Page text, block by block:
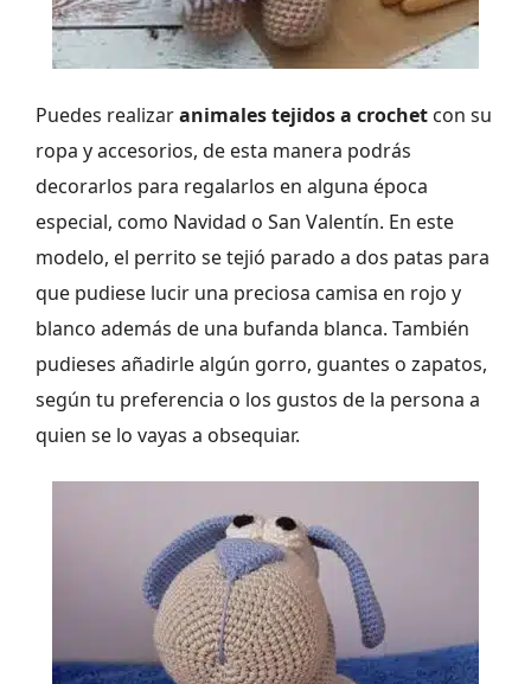
Puedes realizaranimales tejidos a crochet con su
ropa y accesorios, de esta manera podrás
decorarlos para regalarlos en alguna época
especial, como Navidad o San Valentín. En este
modelo, el perrito se tejió parado a dos patas para
que pudiese lucir una preciosa camisa en rojo y
blanco además de una bufanda blanca. También
pudieses añadirle algún gorro, guantes o zapatos,
según tu preferencia o los gustos de la persona a
quien se lo vayas a obsequiar.